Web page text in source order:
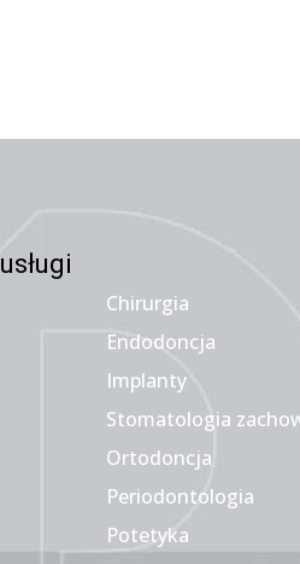
usługi
Chirurgia
Endodoncja
Implanty
Stomatologia
Ortodoncja
Periodontologia
Potetyka